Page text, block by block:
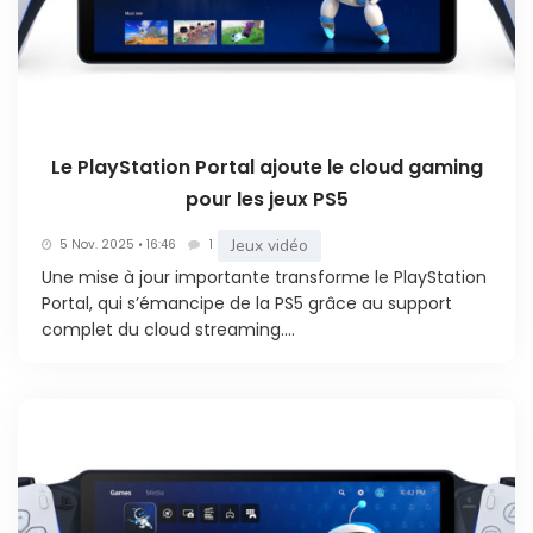
suffisamment stable. La qualité de l’expérience
dépend toutefois autant de la connexion utilisée
Un abonnement PlayStation Plus n’est pas
nécessaire pour utiliser la Lecture à distance. Il
reste cependant requis lorsqu’un jeu payant
demande le PlayStation Plus pour accéder à ses
modes multijoueurs en ligne.
Le PlayStation Portal
PS5 ?
Le PlayStation Portal ajoute le cloud gaming
pour les jeux PS5
5 Nov. 2025 • 16:46 1 Jeux vidéo
Une mise à jour importante transforme le PlayStation
Portal, qui s’émancipe de la PS5 grâce au support
complet du cloud streaming....